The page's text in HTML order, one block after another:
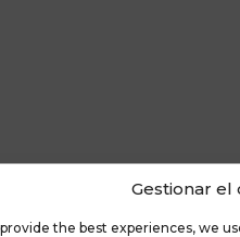
Gestionar
the best experiences, we